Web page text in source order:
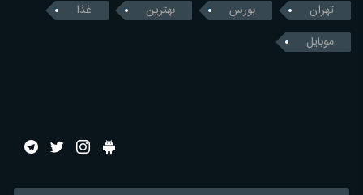
تهران بورس بهترین
غذا
موبایل